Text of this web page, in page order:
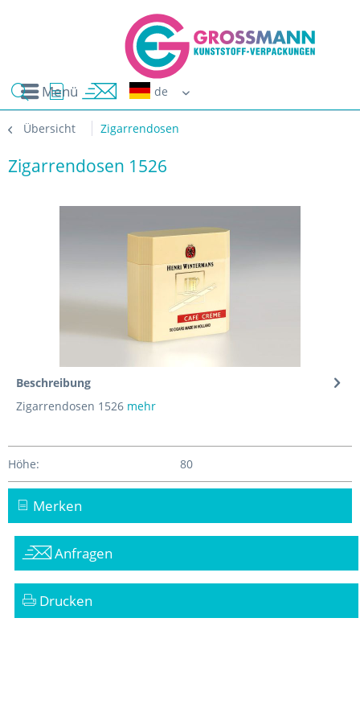
Menü
Übersicht Zigarrendosen
Zigarrendosen 1526
Beschreibung
Zigarrendosen 1526 mehr
Höhe: 80
Merken
Anfragen
Drucken